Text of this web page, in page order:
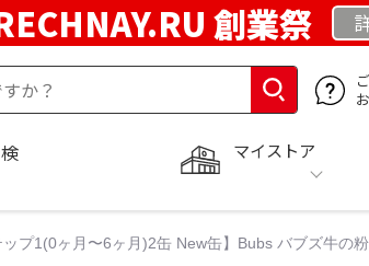
創業祭
マイストア
ップ1(0ヶ月〜6ヶ月)2缶 New缶】Bubs バブズ牛の